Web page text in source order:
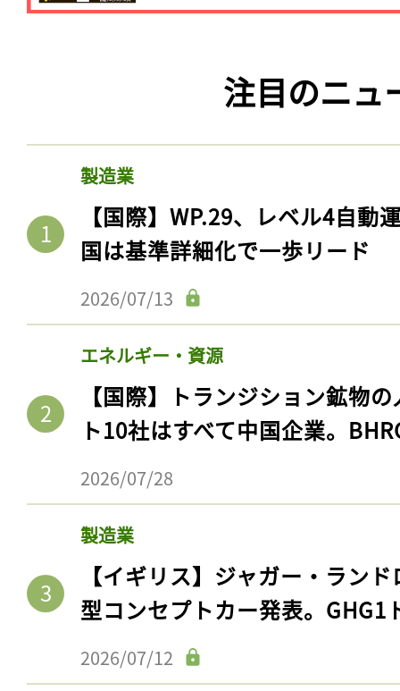
注目のニュ
製造業
【国際】WP.29、レベル4自動
国は基準詳細化で一歩リード
2026/07/13
エネルギー・資源
【国際】トランジション鉱物
ト10社はすべて中国企業。
2026/07/28
製造業
【イギリス】ジャガー・ラン
型コンセプトカー発表。GHG1
2026/07/12